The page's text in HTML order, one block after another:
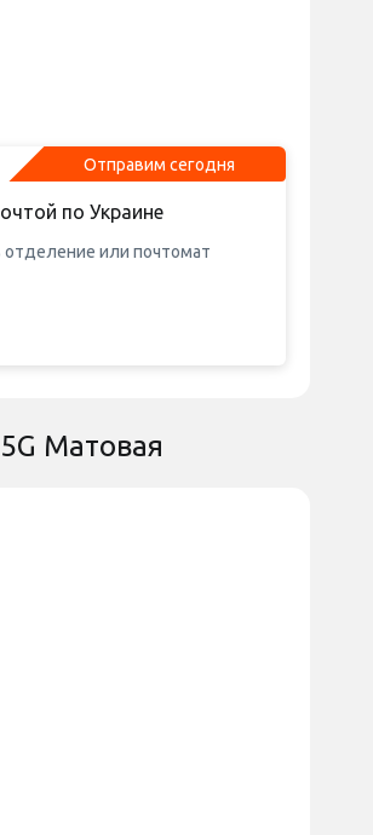
Отправим сегодня
по Украине
отделение или почтомат
Матовая